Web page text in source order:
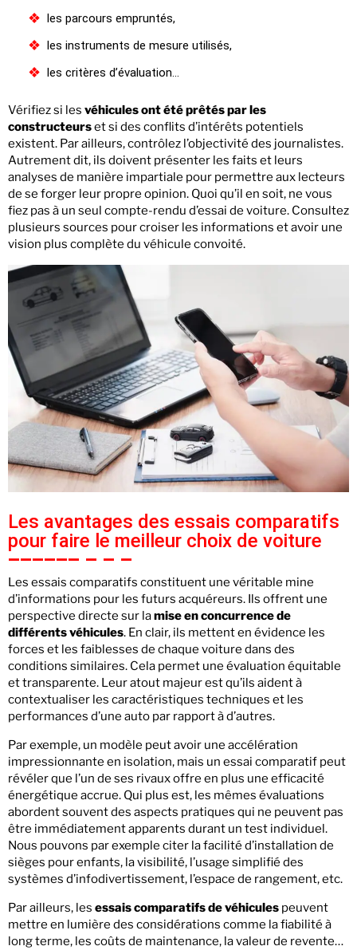
les parcours empruntés,
les instruments de mesure utilisés,
les critères d’évaluation…
Vérifiez si les véhicules ont été prêtés par les
constructeurset si des conflits d’intérêts potentiels
existent. Par ailleurs, contrôlez l’objectivité des journalistes.
Autrement dit, ils doivent présenter les faits et leurs
analyses de manière impartiale pour permettre aux lecteurs
de se forger leur propre opinion. Quoi qu’il en soit, ne vous
fiez pas à un seul compte-rendu d’essai de voiture. Consultez
plusieurs sources pour croiser les informations et avoir une
vision plus complète du véhicule convoité.
Les avantages des essais comparatifs
pour faire le meilleur choix de voiture
Les essais comparatifs constituent une véritable mine
d’informations pour les futurs acquéreurs. Ils offrent une
perspective directe sur lamise en concurrence de
différents véhicules. En clair, ils mettent en évidence les
forces et les faiblesses de chaque voiture dans des
conditions similaires. Cela permet une évaluation équitable
et transparente. Leur atout majeur est qu’ils aident à
contextualiser les caractéristiques techniques et les
performances d’une auto par rapport à d’autres.
Par exemple, un modèle peut avoir une accélération
impressionnante en isolation, mais un essai comparatif peut
révéler que l’un de ses rivaux offre en plus une efficacité
énergétique accrue. Qui plus est, les mêmes évaluations
abordent souvent des aspects pratiques qui ne peuvent pas
être immédiatement apparents durant un test individuel.
Nous pouvons par exemple citer la facilité d’installation de
sièges pour enfants, la visibilité, l’usage simplifié des
systèmes d’infodivertissement, l’espace de rangement, etc.
Par ailleurs, les essais comparatifs de véhicules peuvent
mettre en lumière des considérations comme la fiabilité à
long terme, les coûts de maintenance, la valeur de revente…